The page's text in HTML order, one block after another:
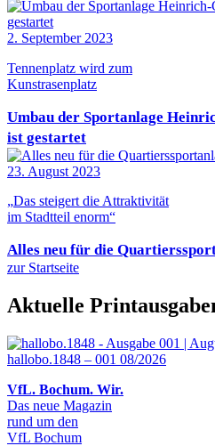
2. September 2023
Tennenplatz wird zum
Kunstrasenplatz
Umbau der Sportanlage
ist gestartet
23. August 2023
„Das steigert die Attraktivität
im Stadtteil enorm“
Alles neu für die
zur Startseite
Aktuelle
hallobo.1848 – 001 08/2026
VfL. Bochum. Wir.
Das neue Magazin
rund um den
VfL Bochum